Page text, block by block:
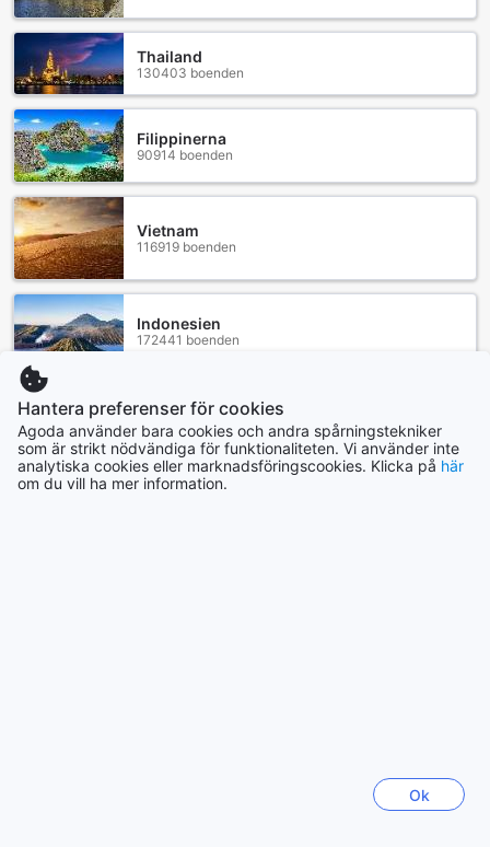
Thailand
130403 boenden
Filippinerna
90914 boenden
Vietnam
116919 boenden
Indonesien
172441 boenden
Visa mer
Se alla
Hantera preferenser för cookies
Agoda använder bara cookies och andra spårningstekniker
som är strikt nödvändiga för funktionaliteten. Vi använder inte
analytiska cookies eller marknadsföringscookies. Klicka på här
om du vill ha mer information.
Ok